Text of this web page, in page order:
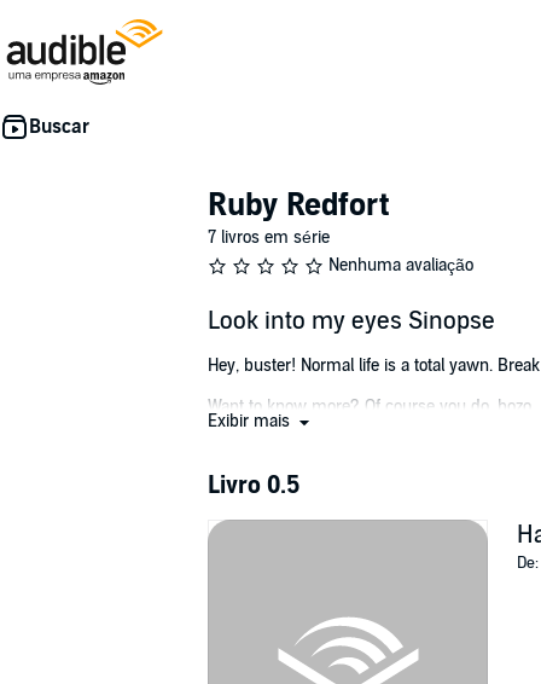
Ruby Redfort
7 livros em série
Nenhuma avaliação
Look into my eyes Sinopse
Hey, buster! Normal life is a total yawn.
Want to know more? Of course you do, bozo.
girl. She and her slick side-kick butler,
into the HQ of the most secret of secret
Ruby uncovers the dastardly plans of the
Exibir mais
Livro 0.5
De: